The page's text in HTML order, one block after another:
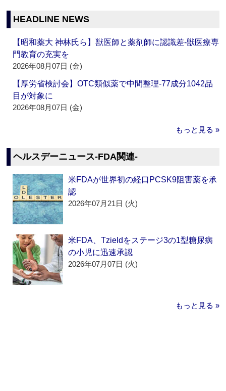
HEADLINE NEWS
【昭和薬大 神林氏ら】獣医師と薬剤師に認識差‐獣医療専
門教育の充実を
2026年08月07日 (金)
【厚労省検討会】OTC類似薬で中間整理‐77成分1042品
目が対象に
2026年08月07日 (金)
もっと見る »
ヘルスデーニュース‐FDA関連‐
米FDAが世界初の経口PCSK9阻害薬を承
認
2026年07月21日 (火)
米FDA、Tzieldをステージ3の1型糖尿病
の小児に迅速承認
2026年07月07日 (火)
もっと見る »